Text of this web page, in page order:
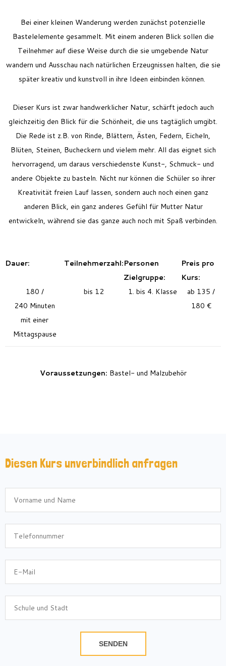
Bei einer kleinen Wanderung werden zunächst potenzielle
Bastelelemente gesammelt. Mit einem anderen Blick sollen die
Teilnehmer auf diese Weise durch die sie umgebende Natur
wandern und Ausschau nach natürlichen Erzeugnissen halten, die sie
später kreativ und kunstvoll in ihre Ideen einbinden können.
Dieser Kurs ist zwar handwerklicher Natur, schärft jedoch auch
gleichzeitig den Blick für die Schönheit, die uns tagtäglich umgibt.
Die Rede ist z.B. von Rinde, Blättern, Ästen, Federn, Eicheln,
Blüten, Steinen, Bucheckern und vielem mehr. All das eignet sich
hervorragend, um daraus verschiedenste Kunst-, Schmuck- und
andere Objekte zu basteln. Nicht nur können die Schüler so ihrer
Kreativität freien Lauf lassen, sondern auch noch einen ganz
anderen Blick, ein ganz anderes Gefühl für Mutter Natur
entwickeln, während sie das ganze auch noch mit Spaß verbinden.
Dauer: Teilnehmerzahl:Personen
Zielgruppe:
Preis pro
Kurs:
180 /
240 Minuten
mit einer
Mittagspause
bis 12 1. bis 4. Klasse
ab 135 /
180 €
Voraussetzungen: Bastel- und Malzubehör
Diesen Kurs unverbindlich anfragen
SENDEN